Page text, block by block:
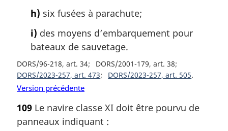
h) six fusées à parachute;
i) des moyens d’embarquement pour
bateaux de sauvetage.
DORS/96-218, art. 34
DORS/2001-179, art. 38
DORS/2023-257, art. 473
DORS/2023-257, art. 505
Version précédente
109 Le navire classe XI doit être pourvu de
panneaux indiquant :